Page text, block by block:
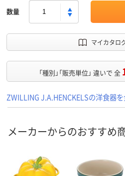
数量
マイカタロ
「種別」「販売単位」 違いで 全
ZWILLING J.A.HENCKELSの洋食器
メーカーからのおすすめ